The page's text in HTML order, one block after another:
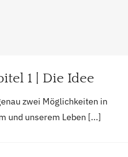
1 | Die Idee
zwei Möglichkeiten in
und unserem Leben [...]